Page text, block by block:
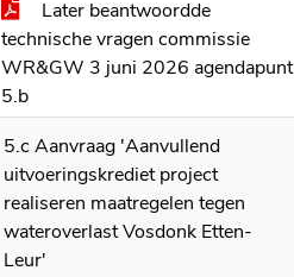
Later beantwoordde
technische vragen commissie
WR&GW 3 juni 2026 agendapunt
5.b
5.c Aanvraag 'Aanvullend
uitvoeringskrediet project
realiseren maatregelen tegen
wateroverlast Vosdonk Etten-
Leur'